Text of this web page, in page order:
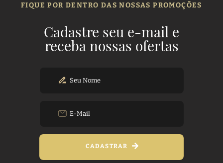
FIQUE POR DENTRO DAS NOSSAS PROMOÇÕES
Cadastre seu e-mail e
receba nossas ofertas
CADASTRAR